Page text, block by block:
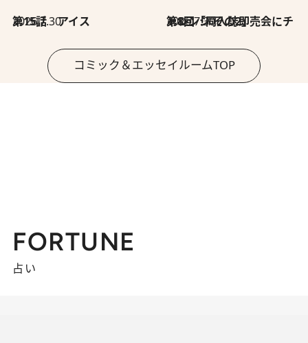
2026.7.30
第15話 アイス 2026.7.30
第8回「同人誌即売会にチャレンジ その2」
コミック＆エッセイルームTOP
FORTUNE
占い